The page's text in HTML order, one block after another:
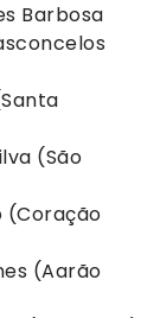
Barbosa
(São
(Coração
(Aarão